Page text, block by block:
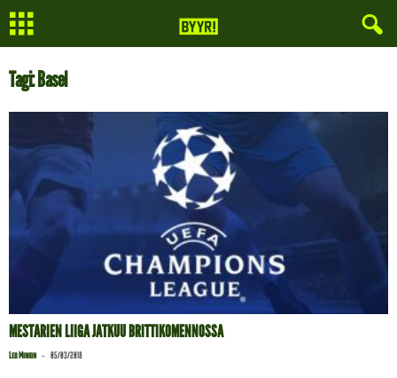
Tagi: Basel
MESTARIEN LIIGA JATKUU BRITTIKOMENNOSSA
Leo Minkin - 05/03/2018